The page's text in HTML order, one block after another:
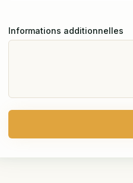
Informations additionnelles